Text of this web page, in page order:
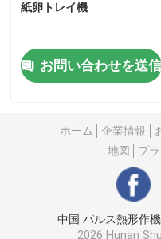
紙ボトルを作る機械
幼稚園用トレイを作
卵のカートン作成機
卵箱を作る機械
紙卵トレイ機
お問い合わせを送信
ホーム 企業情報
地図
プ
中国 パルス熱形作
2026 Hunan